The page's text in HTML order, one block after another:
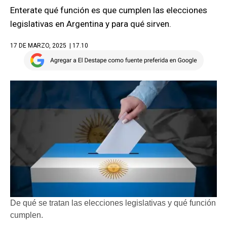
Enterate qué función es que cumplen las elecciones
legislativas en Argentina y para qué sirven.
17 DE MARZO, 2025 | 17.10
De qué se tratan las elecciones legislativas y qué función
cumplen.